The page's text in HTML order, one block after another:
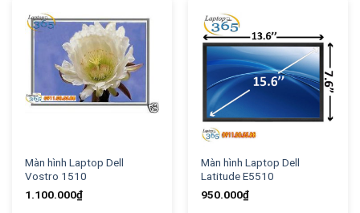
Màn hình Laptop Dell
Vostro 1510
1.100.000₫
Màn hình Laptop Dell
Latitude E5510
950.000₫